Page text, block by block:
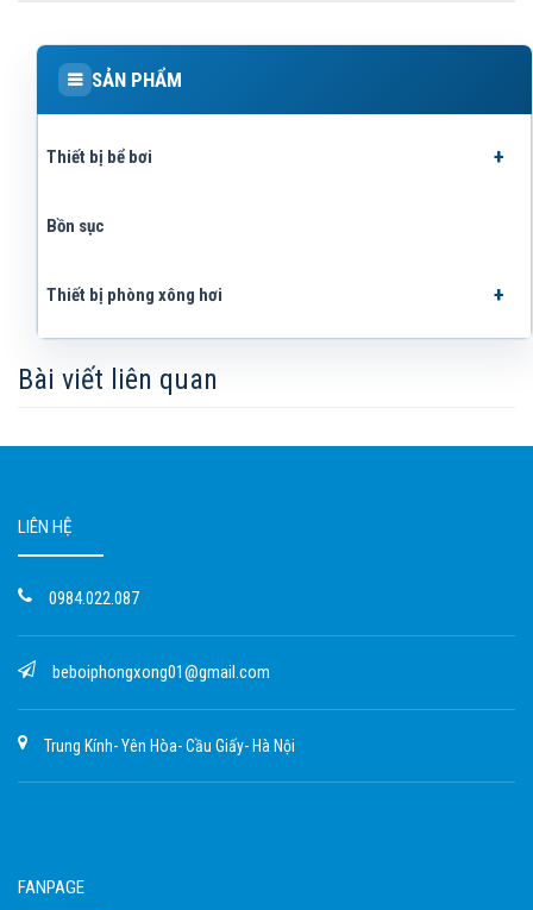
SẢN PHẨM
Thiết bị bể bơi
Bồn sục
Thiết bị phòng xông hơi
Bài viết liên quan
LIÊN HỆ
0984.022.087
beboiphongxong01@gmail.com
Trung Kính- Yên Hòa- Cầu Giấy- Hà Nội
FANPAGE